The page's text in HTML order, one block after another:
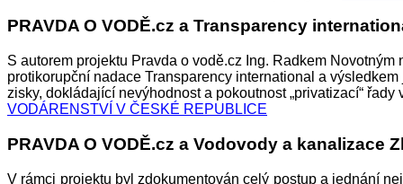
PRAVDA O VODĚ.cz a Transparency
S autorem projektu Pravda o vodě.cz Ing. Radkem Novotným
protikorupční nadace Transparency international a
zisky, dokládající nevýhodnost a pokoutnost „privatizací“ řady
VODÁRENSTVÍ V ČESKÉ REPUBLICE
PRAVDA O VODĚ.cz a Vodovody a kanalizace
V rámci projektu byl zdokumentován celý postup a jednání